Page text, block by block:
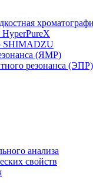
SHIMADZU
(ЯМР)
резонанса (ЭПР)
анализа
свойств